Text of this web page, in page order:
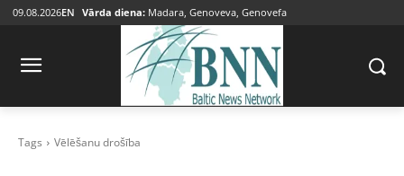
09.08.2026EN Vārda diena: Madara, Genoveva, Genovefa
Tags Vēlēšanu drošība